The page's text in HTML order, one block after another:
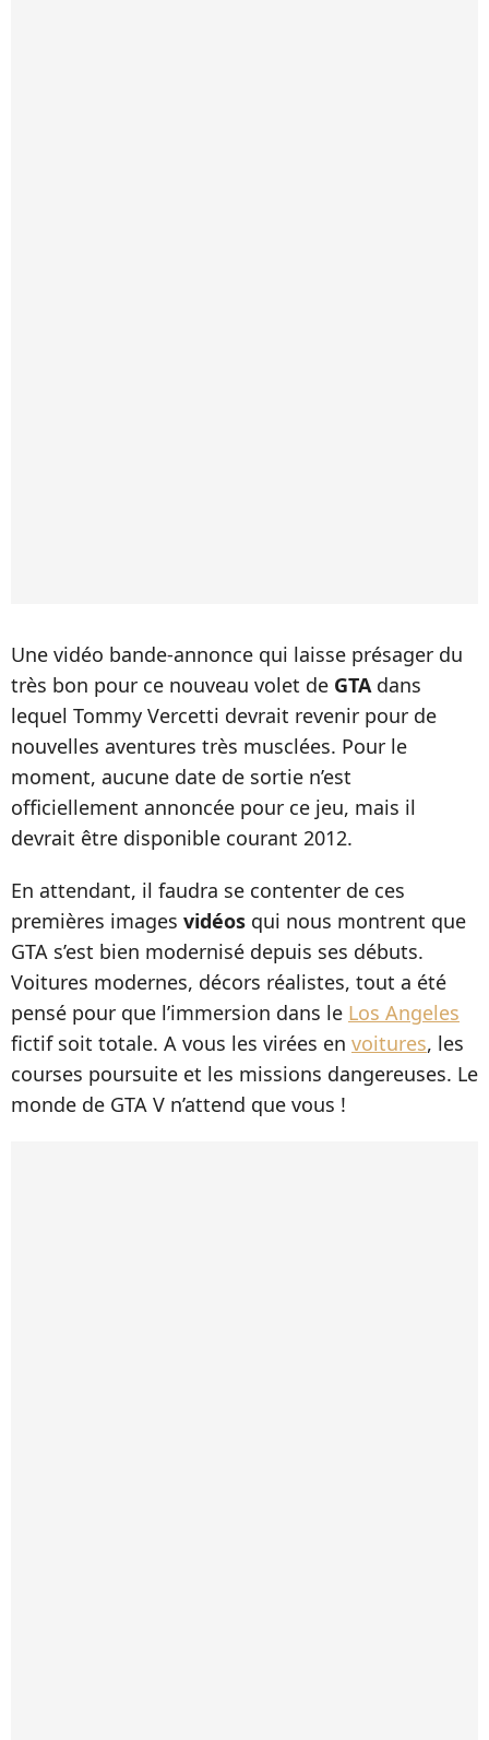
Une vidéo bande-annonce qui laisse présager du
très bon pour ce nouveau volet de GTA dans
lequel Tommy Vercetti devrait revenir pour de
nouvelles aventures très musclées. Pour le
moment, aucune date de sortie n’est
officiellement annoncée pour ce jeu, mais il
devrait être disponible courant 2012.
En attendant, il faudra se contenter de ces
premières images vidéos qui nous montrent que
GTA s’est bien modernisé depuis ses débuts.
Voitures modernes, décors réalistes, tout a été
pensé pour que l’immersion dans le Los Angeles
fictif soit totale. A vous les virées en voitures, les
courses poursuite et les missions dangereuses. Le
monde de GTA V n’attend que vous !